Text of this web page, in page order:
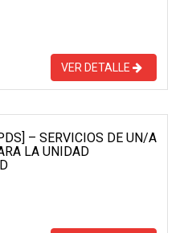
VER DETALLE
– SERVICIOS DE UN/A
LA UNIDAD